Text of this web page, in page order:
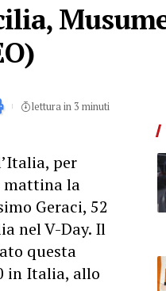
lettura in 3 minuti
per
mattina la
Geraci, 52
nel V-Day. Il
questa
in Italia, allo